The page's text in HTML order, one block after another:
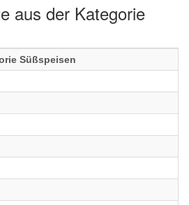
aus der Kategorie
Süßspeisen